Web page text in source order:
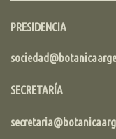
PRESIDENCIA
SECRETARÍA